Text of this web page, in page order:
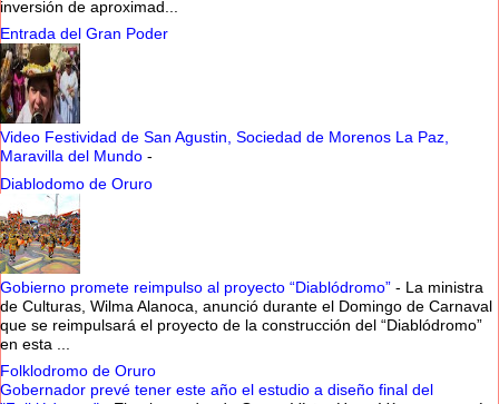
inversión de aproximad...
Entrada del Gran Poder
Video Festividad de San Agustin, Sociedad de Morenos La Paz,
Maravilla del Mundo -
Diablodomo de Oruro
Gobierno promete reimpulso al proyecto “Diablódromo” - La ministra
de Culturas, Wilma Alanoca, anunció durante el Domingo de Carnaval
que se reimpulsará el proyecto de la construcción del “Diablódromo”
en esta ...
Folklodromo de Oruro
Gobernador prevé tener este año el estudio a diseño final del